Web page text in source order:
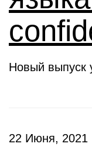
Новый выпуск
22 Июня, 2021